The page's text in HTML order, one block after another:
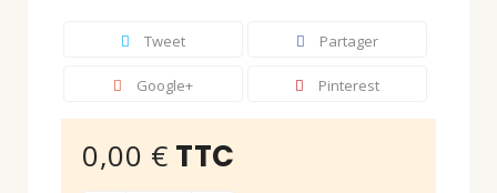
Tweet Partager
Google+ Pinterest
0,00 € TTC